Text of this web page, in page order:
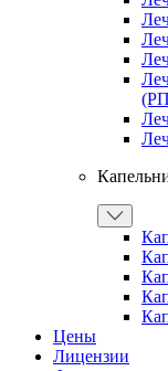
Цены
Лицензии